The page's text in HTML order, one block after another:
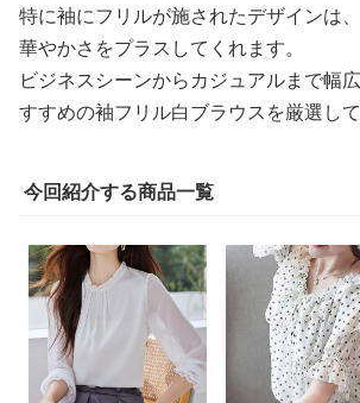
特に袖にフリルが施されたデザインは
華やかさをプラスしてくれます。
ビジネスシーンからカジュアルまで幅
すすめの袖フリル白ブラウスを厳選して
今回紹介する商品一覧